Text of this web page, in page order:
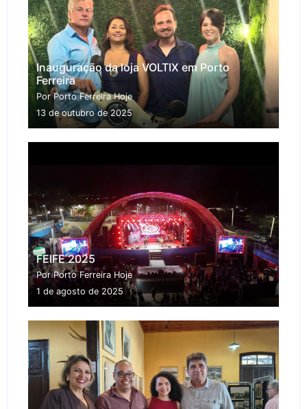
Inauguração da loja VOLTIX em Porto
Ferreira
Por Porto Ferreira Hoje
13 de outubro de 2025
FEIFE 2025
Por Porto Ferreira Hoje
1 de agosto de 2025